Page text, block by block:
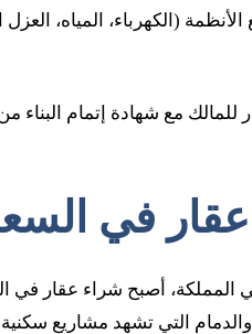
(الكهرباء، المياه،
للمالك مع شهادة إتمام البناء
في
المملكة، أصبح شراء عقار في
التي تشهد مشاريع